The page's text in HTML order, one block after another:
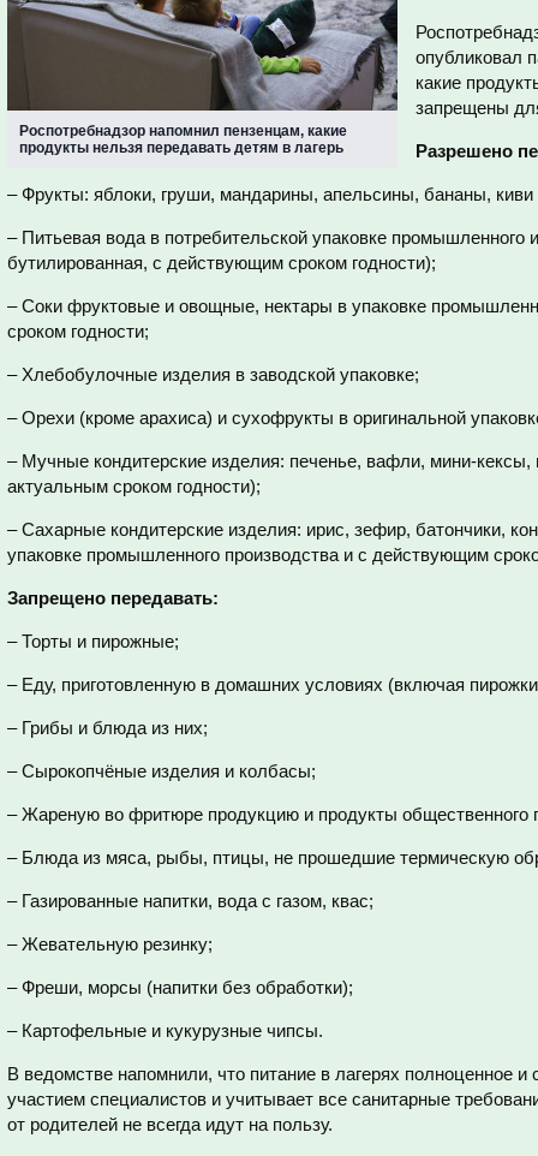
Роспотребнадзор напомнил пензенцам, какие
продукты нельзя передавать детям в лагерь
опубликовал
какие
запрещены
Разрешено
– Фрукты: яблоки, груши, мандарины, апельсины, бананы,
– Питьевая вода в потребительской упаковке промышленного
бутилированная, с действующим сроком годности);
– Соки фруктовые и овощные, нектары в упаковке
сроком годности;
– Хлебобулочные изделия в заводской упаковке;
– Орехи (кроме арахиса) и сухофрукты в оригинальной
– Мучные кондитерские изделия: печенье, вафли, мини-
актуальным сроком годности);
– Сахарные кондитерские изделия: ирис, зефир, батончики,
упаковке промышленного производства и с действующим
Запрещено передавать:
– Торты и пирожные;
– Еду, приготовленную в домашних условиях (включая
– Грибы и блюда из них;
– Сырокопчёные изделия и колбасы;
– Жареную во фритюре продукцию и продукты общественного
– Блюда из мяса, рыбы, птицы, не прошедшие термическую
– Газированные напитки, вода с газом, квас;
– Жевательную резинку;
– Фреши, морсы (напитки без обработки);
– Картофельные и кукурузные чипсы.
В ведомстве напомнили, что питание в лагерях полноценное и
участием специалистов и учитывает все санитарные
от родителей не всегда идут на пользу.